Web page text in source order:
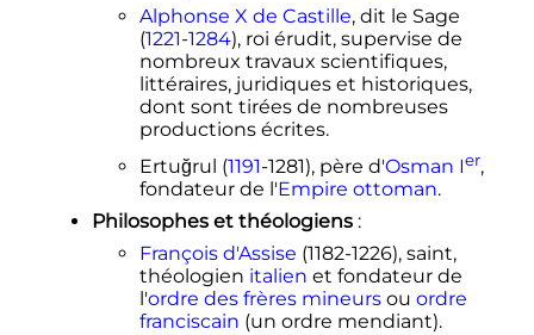
Alphonse X de Castille, dit le Sage
(1221-1284), roi érudit, supervise de
nombreux travaux scientifiques,
littéraires, juridiques et historiques,
dont sont tirées de nombreuses
productions écrites.
Ertuğrul (1191-1281), père d'Osman Ier,
fondateur de l'Empire ottoman.
Philosophes et théologiens :
François d'Assise (1182-1226), saint,
théologien italien et fondateur de
l'ordre des frères mineursou ordre
franciscain (un ordre mendiant).